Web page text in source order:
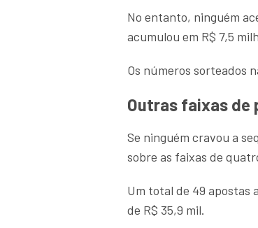
No entanto, ninguém
acumulou em R$ 7,5
Os números sorteados
Outras faixas de
Se ninguém cravou a
sobre as faixas de
Um total de 49 apostas
de R$ 35,9 mil.